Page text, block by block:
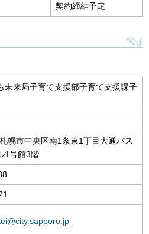
契約締結予定
未来局子育て支援部子育て支援課子
幌市中央区南1条東1丁目大通バス
1号館3階